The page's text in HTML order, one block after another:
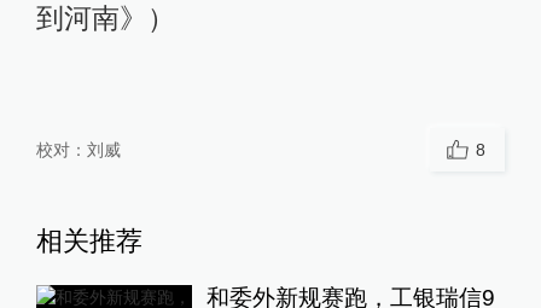
到河南》）
校对： 刘威 8
相关推荐
和委外新规赛跑，工银瑞信9